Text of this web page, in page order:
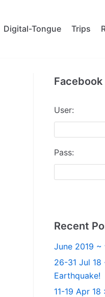
Digital-Tongue Trips
User:
Pass:
Recent
June 2019
26-31 Jul 18
Earthquake!
11-19 Apr